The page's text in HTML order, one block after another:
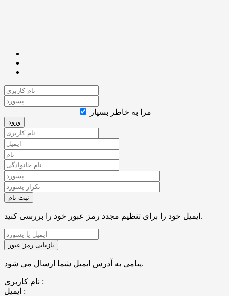
مرا به خاطر بسپار
ایمیل خود را برای تنظیم مجدد رمز عبور خود را بررسی کنید.
پیامی به آدرس ایمیل شما ارسال می شود.
نام کاربری :
ایمیل :